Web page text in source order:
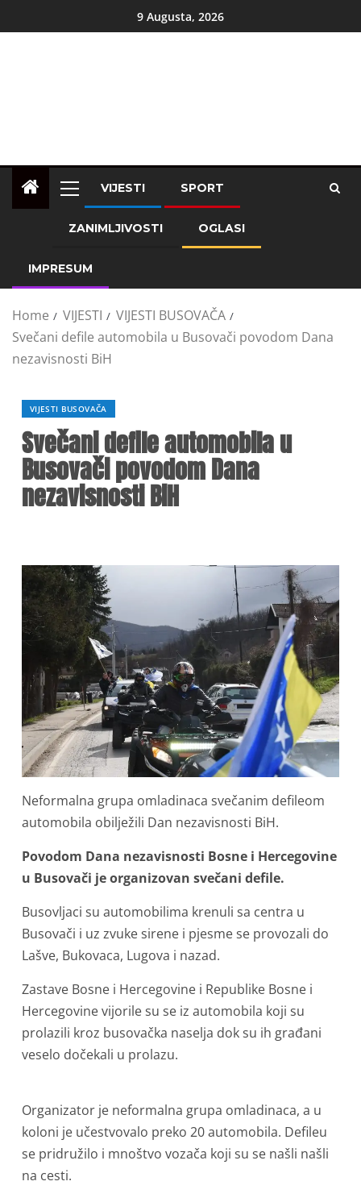
9 Augusta, 2026
VIJESTI SPORT
ZANIMLJIVOSTI OGLASI
IMPRESUM
Home VIJESTI
VIJESTI BUSOVAČA
Svečani defile automobila u Busovači povodom Dana
nezavisnosti BiH
VIJESTI BUSOVAČA
Svečani defile automobila u
Busovači povodom Dana
nezavisnosti BiH
Neformalna grupa omladinaca svečanim defileom
automobila obilježili Dan nezavisnosti BiH.
Povodom Dana nezavisnosti Bosne i Hercegovine
u Busovači je organizovan svečani defile.
Busovljaci su automobilima krenuli sa centra u
Busovači i uz zvuke sirene i pjesme se provozali do
Lašve, Bukovaca, Lugova i nazad.
Zastave Bosne i Hercegovine i Republike Bosne i
Hercegovine vijorile su se iz automobila koji su
prolazili kroz busovačka naselja dok su ih građani
veselo dočekali u prolazu.
Organizator je neformalna grupa omladinaca, a u
koloni je učestvovalo preko 20 automobila. Defileu
se pridružilo i mnoštvo vozača koji su se našli našli
na cesti.